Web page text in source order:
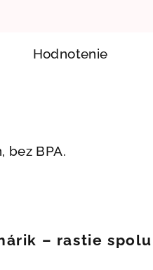
Hodnotenie
bez BPA.
– rastie